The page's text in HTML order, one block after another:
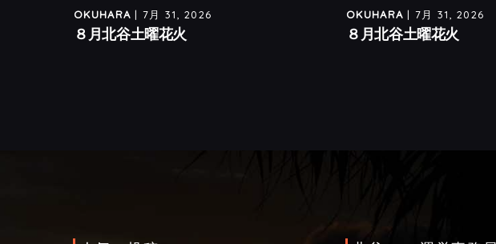
OKUHARA | 7月 31, 2026
８月北谷土曜花火
OKUHARA | 7月 31, 2026
８月北谷土曜花火